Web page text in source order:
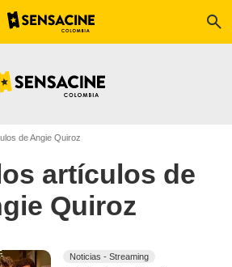
search
de Angie Quiroz
artículos de
Quiroz
Noticias - Streaming